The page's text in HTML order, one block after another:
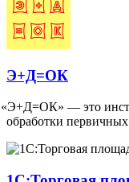
Э+Д=ОК
«Э+Д=ОК» — это
обработки